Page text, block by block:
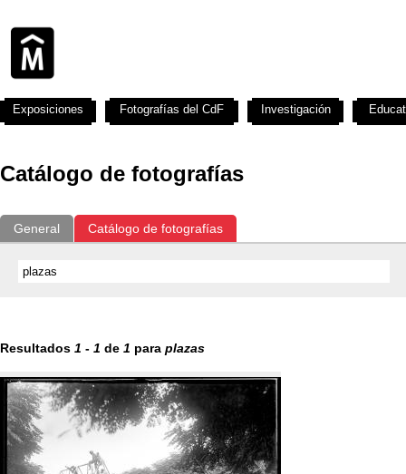
Catálogo de fotografías
General Catálogo de fotografías
Resultados 1 - 1 de 1 para plazas
Exposiciones Fotografías del CdF Investigación